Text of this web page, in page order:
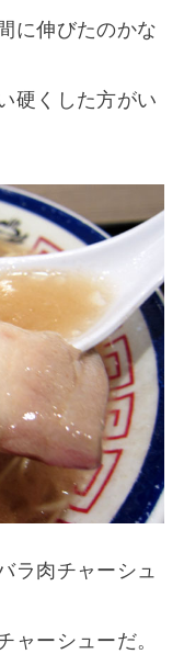
に伸びたのかな
硬くした方がい
ラ肉チャーシュ
ャーシューだ。